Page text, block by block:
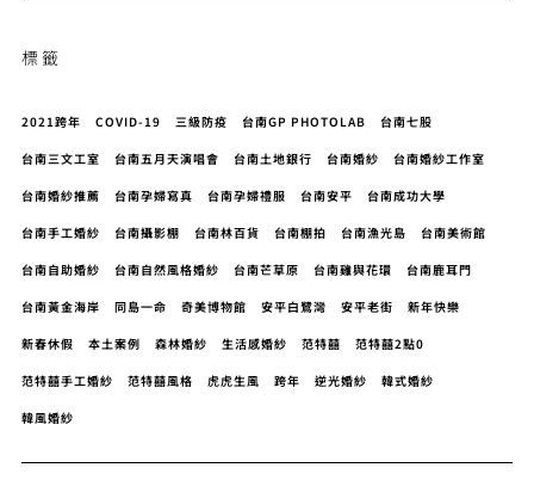
標籤
2021跨年 COVID-19 三級防疫 台南GP PHOTOLAB 台南七股
台南三文工室 台南五月天演唱會 台南土地銀行 台南婚紗 台南婚紗工作室
台南婚紗推薦 台南孕婦寫真 台南孕婦禮服 台南安平 台南成功大學
台南手工婚紗 台南攝影棚 台南林百貨 台南棚拍 台南漁光島 台南美術館
台南自助婚紗 台南自然風格婚紗 台南芒草原 台南雞與花環 台南鹿耳門
台南黃金海岸 同島一命 奇美博物館 安平白鷺灣 安平老街 新年快樂
新春休假 本土案例 森林婚紗 生活感婚紗 范特囍 范特囍2點0
范特囍手工婚紗 范特囍風格 虎虎生風 跨年 逆光婚紗 韓式婚紗
韓風婚紗